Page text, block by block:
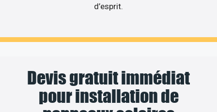
d’esprit.
Devis gratuit immédiat
pour installation de